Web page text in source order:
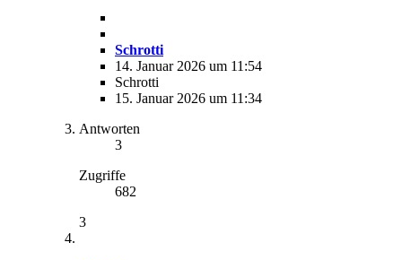
Schrotti
14. Januar 2026 um 11:54
Schrotti
15. Januar 2026 um 11:34
Antworten
3
Zugriffe
682
3